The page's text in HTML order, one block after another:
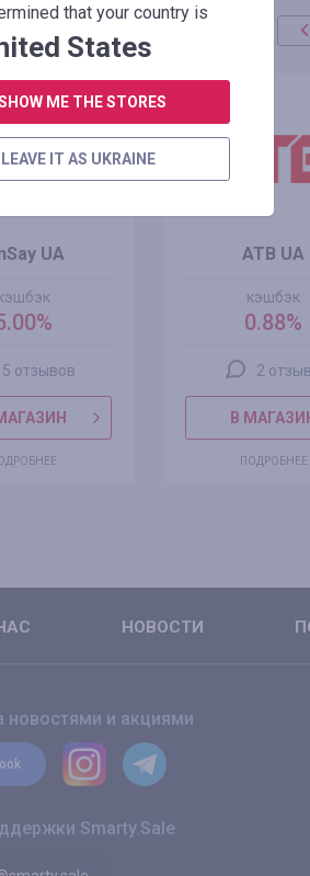
UA
5 отзывов
ATB UA
кэшбэк
0.88%
2
В
ПОДРОБНЕЕ
НОВОСТИ
новостями и акциями
Smarty.Sale
that your country is
States
ME THE STORES
LEAVE IT AS UKRAINE